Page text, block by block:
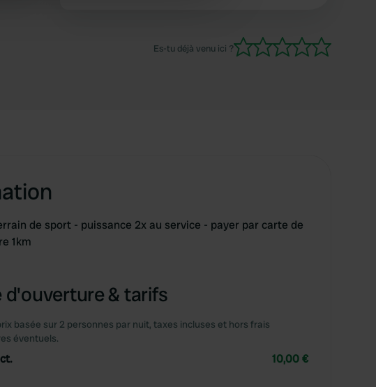
stations de rafting et de promenades des
Es-tu déjà venu ici ?
de sport - puissance 2x au service - payer par carte de
1km
d'ouverture & tarifs
basée sur 2 personnes par nuit, taxes incluses et hors frais
éventuels.
10,00 €